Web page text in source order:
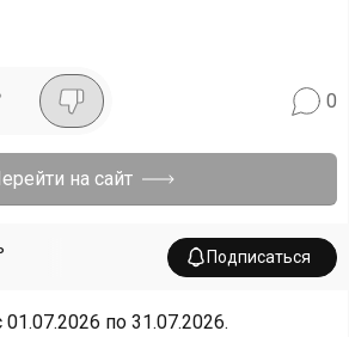
0
на сайт
Подписаться
по 31.07.2026.